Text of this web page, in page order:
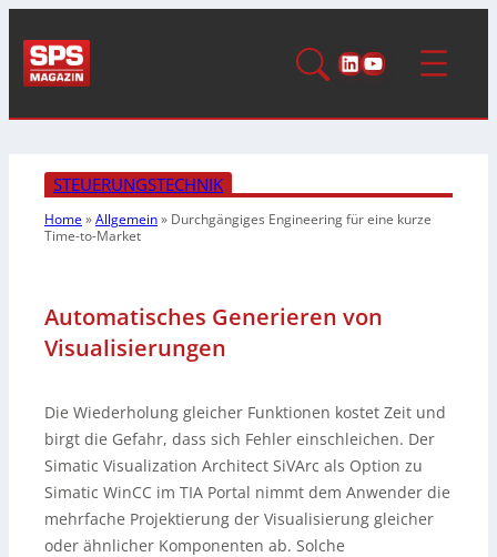
LinkedIn
YouTube
STEUERUNGSTECHNIK
Home»Allgemein» Durchgängiges Engineering für eine kurze
Time-to-Market
Automatisches Generieren von
Visualisierungen
Die Wiederholung gleicher Funktionen kostet Zeit und
birgt die Gefahr, dass sich Fehler einschleichen. Der
Simatic Visualization Architect SiVArc als Option zu
Simatic WinCC im TIA Portal nimmt dem Anwender die
mehrfache Projektierung der Visualisierung gleicher
oder ähnlicher Komponenten ab. Solche